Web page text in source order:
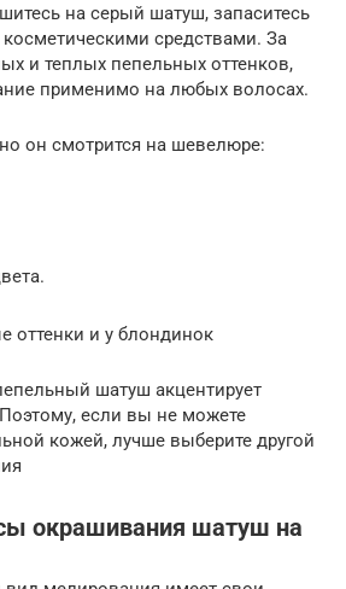
на серый шатуш, запаситесь
средствами. За
и теплых пепельных оттенков,
применимо на любых волосах.
он смотрится на шевелюре:
оттенки и у блондинок
шатуш акцентирует
если вы не можете
кожей, лучше выберите другой
окрашивания шатуш на